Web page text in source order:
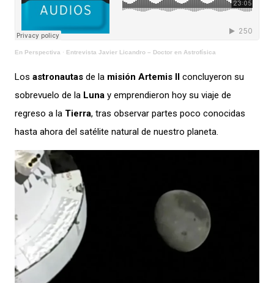
En Perspectiva · Entrevista Javier Licandro – Doctor en Astrofísica
Los astronautas de la misión Artemis II concluyeron su
sobrevuelo de la Luna y emprendieron hoy su viaje de
regreso a la Tierra, tras observar partes poco conocidas
hasta ahora del satélite natural de nuestro planeta.